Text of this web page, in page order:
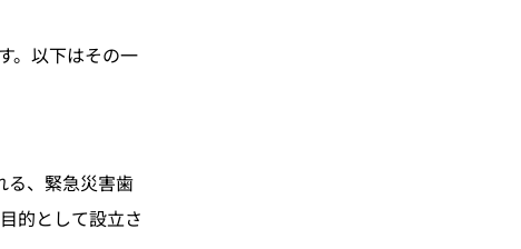
。以下はその一
る、緊急災害歯
的として設立さ